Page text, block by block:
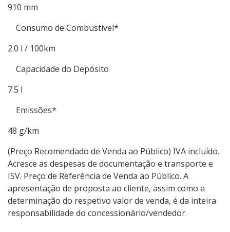
910 mm
Consumo de Combustível*
2.0 l / 100km
Capacidade do Depósito
7.5 l
Emissões*
48 g/km
(Preço Recomendado de Venda ao Público) IVA incluído.
Acresce as despesas de documentação e transporte e
ISV. Preço de Referência de Venda ao Público. A
apresentação de proposta ao cliente, assim como a
determinação do respetivo valor de venda, é da inteira
responsabilidade do concessionário/vendedor.